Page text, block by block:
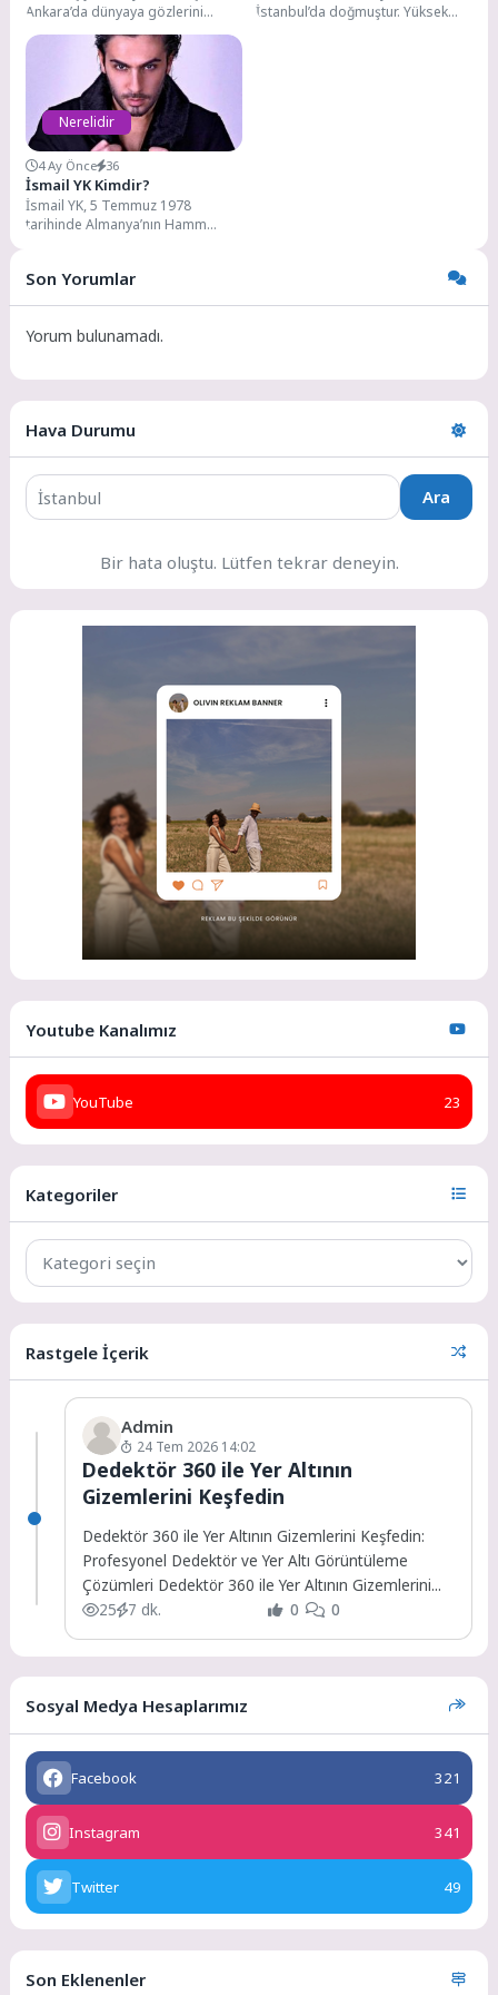
Ankara’da dünyaya gözlerini
açmıştır. Yüksek öğretim eğitimini
Eskişehir Anadolu
Üniversitesi’nde...
İstanbul’da doğmuştur. Yüksek
Nerelidir
4 Ay Önce 36
İsmail YK Kimdir?
İsmail YK, 5 Temmuz 1978
tarihinde Almanya’nın Hamm
Son Yorumlar
Yorum bulunamadı.
Hava Durumu
Ara
Bir hata oluştu. Lütfen tekrar deneyin.
Youtube Kanalımız
YouTube 23
Kategoriler
Rastgele İçerik
Admin
24 Tem 2026 14:02
Dedektör 360 ile Yer Altının
Gizemlerini Keşfedin
Dedektör 360 ile Yer Altının Gizemlerini Keşfedin:
Profesyonel Dedektör ve Yer Altı Görüntüleme
Çözümleri Dedektör 360 ile Yer Altının Gizemlerini...
25
7 dk. 0 0
Sosyal Medya Hesaplarımız
Facebook 321
Instagram 341
Twitter 49
Son Eklenenler